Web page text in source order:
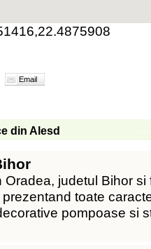
Email
din Alesd
Oradea, judetul Bihor
toate
pompoase si